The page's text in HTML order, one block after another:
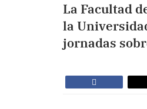
La Facultad
la
jornadas